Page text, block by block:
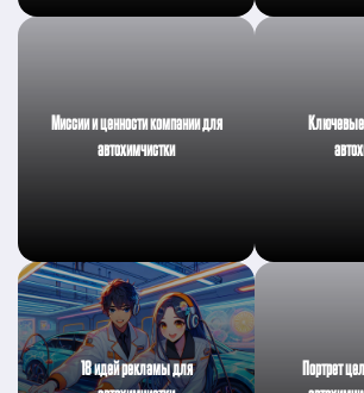
Миссии и ценности компании для
автохимчистки
18 идей рекламы для
Портрет